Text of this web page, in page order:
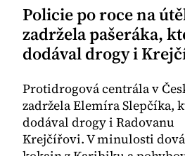
Policie po roce na
zadržela pašeráka,
dodával drogy i
Protidrogová centrála v
zadržela Elemíra Slepčíka,
dodával drogy i Radovanu
Krejčířovi. V minulosti